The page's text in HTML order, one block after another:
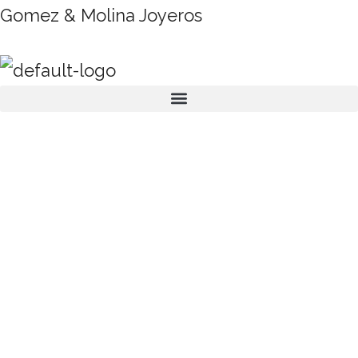
Gomez & Molina Joyeros